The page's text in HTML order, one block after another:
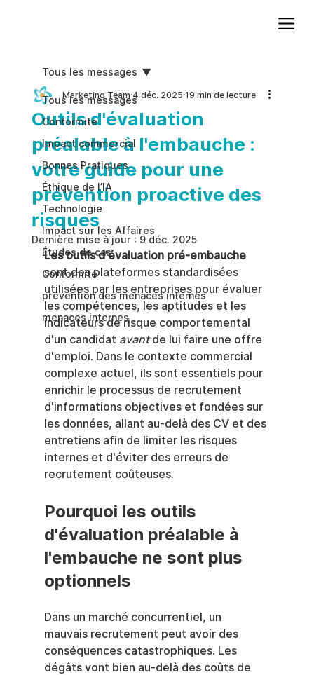
Tous les messages
Conformite
Impact commercial
Bonnes Pratiques
Éthique de l’IA
Technologie
Impact sur les Affaires
Études de cas
Conformité
prévention des menaces internes
menaces internes
Tous les messages
Outils d'évaluation
préalable à l'embauche :
votre guide pour une
prévention proactive des
risques
Marketing Team 4 déc. 2025 19 min de lecture
Dernière mise à jour : 9 déc. 2025
Les outils d'évaluation pré-embauche
sont des plateformes standardisées
utilisées par les entreprises pour évaluer
les compétences, les aptitudes et les
indicateurs de risque comportemental
d'un candidat avant de lui faire une offre
d'emploi. Dans le contexte commercial
complexe actuel, ils sont essentiels pour
enrichir le processus de recrutement
d'informations objectives et fondées sur
les données, allant au-delà des CV et des
entretiens afin de limiter les risques
internes et d'éviter des erreurs de
recrutement coûteuses.
Pourquoi les outils
d'évaluation préalable à
l'embauche ne sont plus
optionnels
Dans un marché concurrentiel, un
mauvais recrutement peut avoir des
conséquences catastrophiques. Les
dégâts vont bien au-delà des coûts de